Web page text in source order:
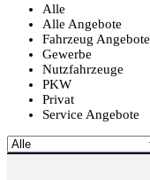
Alle
Alle Angebote
Fahrzeug Angebote
Gewerbe
Nutzfahrzeuge
PKW
Privat
Service Angebote